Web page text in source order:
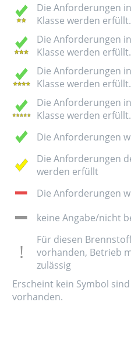
Die Anforderungen
Klasse werden erfüllt.
Die Anforderungen
Klasse werden erfüllt.
Die Anforderungen
Klasse werden erfüllt.
Die Anforderungen
Klasse werden erfüllt.
Die Anforderungen
Die Anforderungen
werden erfüllt
Die Anforderungen
keine Angabe/nicht
Für diesen
vorhanden, Betrieb
zulässig
Erscheint kein Symbol
vorhanden.